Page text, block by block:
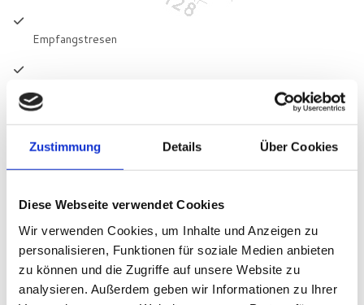
Zustimmung Details Über Cookies
Diese Webseite verwendet Cookies
Wir verwenden Cookies, um Inhalte und Anzeigen zu
personalisieren, Funktionen für soziale Medien anbieten
zu können und die Zugriffe auf unsere Website zu
analysieren. Außerdem geben wir Informationen zu Ihrer
Empfangstresen
Besprechungstische
Teeküchen